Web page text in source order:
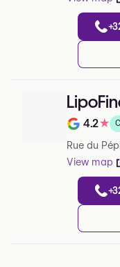
Note de
4.2★
Rue du
View map